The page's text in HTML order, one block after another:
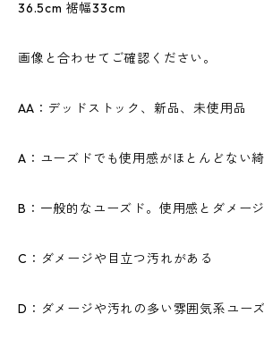
36.5cm 裾幅33cm
画像と合わせてご確認ください。
AA：デッドストック、新品、未使用品
A：ユーズドでも使用感がほとんどない
B：一般的なユーズド。使用感とダメー
C：ダメージや目立つ汚れがある
D：ダメージや汚れの多い雰囲気系ユー